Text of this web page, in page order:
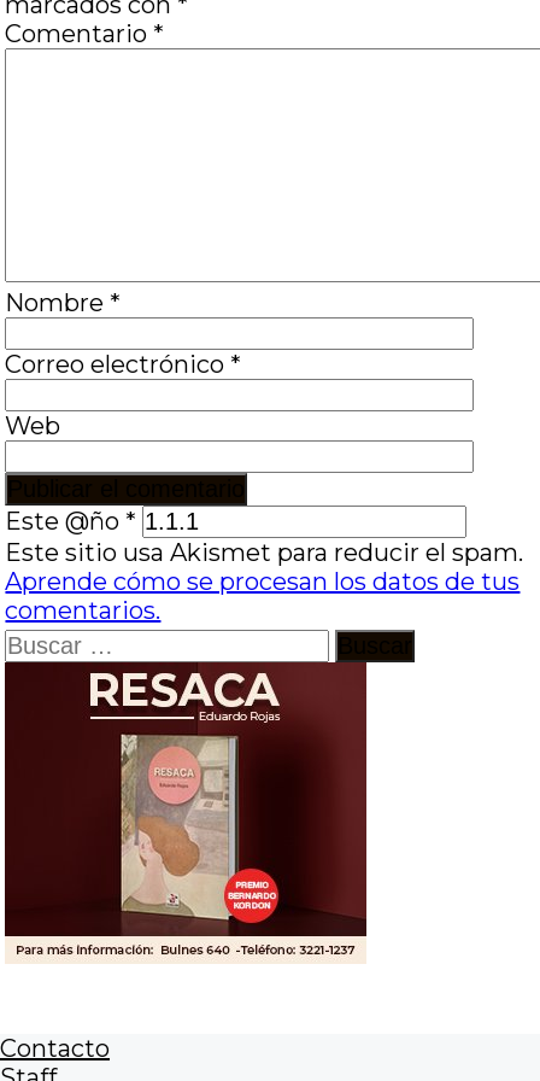
Comentario *
Nombre *
Correo electrónico *
Web
Este @ño *
Este sitio usa Akismet para reducir el spam.
Aprende cómo se procesan los datos de tus
comentarios.
Buscar:
Contacto